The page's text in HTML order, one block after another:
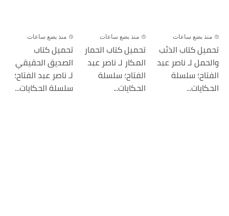
منذ بضع ساعات
تحميل كتاب الذئب
والحمل لـ ناصر عبد
الفتاح؛ سلسلة
الحكايات...
منذ بضع ساعات
تحميل كتاب الحمار
المكار لـ ناصر عبد
الفتاح؛ سلسلة
الحكايات...
منذ بضع ساعات
تحميل كتاب
الصديق الحقيقي
لـ ناصر عبد الفتاح؛
سلسلة الحكايات...